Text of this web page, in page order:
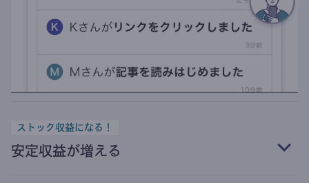
ストック収益になる！
安定収益が増える